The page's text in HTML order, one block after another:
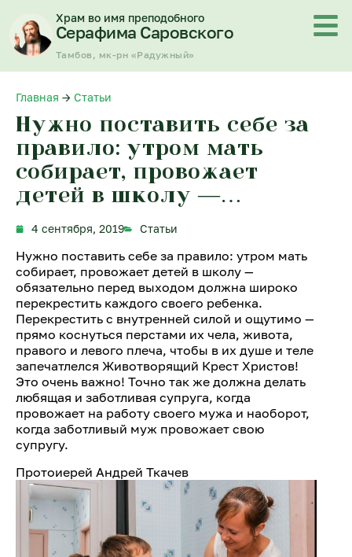
содержимому
Храм во имя преподобного
Серафима Саровского
Тамбов, мк-рн «Радужный»
Главная → Статьи
Нужно поставить себе за
правило: утром мать
собирает, провожает
детей в школу —…
4 сентября, 2019 Статьи
Нужно поставить себе за правило: утром мать
собирает, провожает детей в школу —
обязательно перед выходом должна широко
перекрестить каждого своего ребенка.
Перекрестить с внутренней силой и ощутимо —
прямо коснуться перстами их чела, живота,
правого и левого плеча, чтобы в их душе и теле
запечатлелся Животворящий Крест Христов!
Это очень важно! Точно так же должна делать
любящая и заботливая супруга, когда
провожает на работу своего мужа и наоборот,
когда заботливый муж провожает свою
супругу.
Протоиерей Андрей Ткачев